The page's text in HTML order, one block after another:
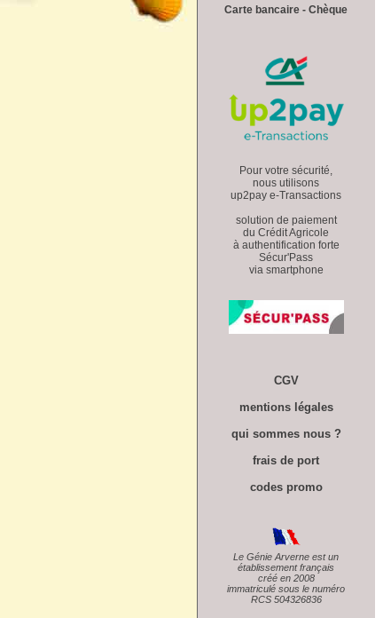
Carte bancaire - Chèque
Pour votre sécurité,
nous utilisons
up2pay e-Transactions
solution de paiement
du Crédit Agricole
à authentification forte
Sécur'Pass
via smartphone
CGV
mentions légales
qui sommes nous ?
frais de port
codes promo
Le Génie Arverne est un
établissement français
créé en 2008
immatriculé sous le numéro
RCS 504326836